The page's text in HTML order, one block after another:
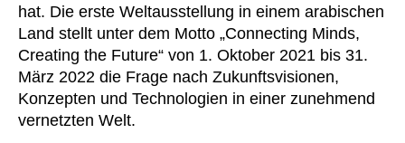
Hongkong (HK)
Indien(IN)
Indonesien (ID)
(IR)
Irland(IE)
hat. Die erste Weltausstellung in einem arabischen
Land stellt unter dem Motto „Connecting Minds,
Creating the Future“ von 1. Oktober 2021 bis 31.
März 2022 die Frage nach Zukunftsvisionen,
Konzepten und Technologien in einer zunehmend
vernetzten Welt.